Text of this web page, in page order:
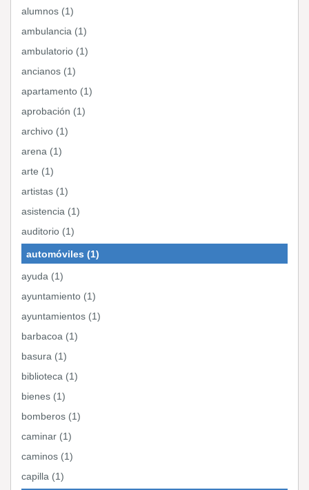
alumnos (1)
ambulancia (1)
ambulatorio (1)
ancianos (1)
apartamento (1)
aprobación (1)
archivo (1)
arena (1)
arte (1)
artistas (1)
asistencia (1)
auditorio (1)
automóviles (1)
ayuda (1)
ayuntamiento (1)
ayuntamientos (1)
barbacoa (1)
basura (1)
biblioteca (1)
bienes (1)
bomberos (1)
caminar (1)
caminos (1)
capilla (1)